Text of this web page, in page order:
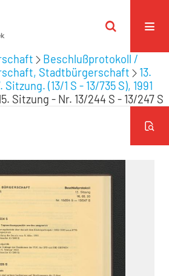
Beschlußprotokoll /
Stadtbürgerschaft
13.
(13/1 S - 13/735 S), 1991
Sitzung - Nr. 13/244 S - 13/247 S